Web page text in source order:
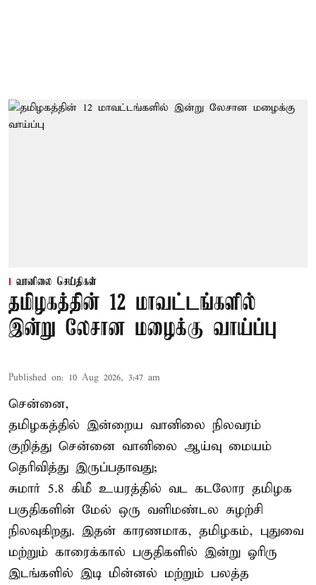
வானிலை செய்திகள்
தமிழகத்தின் 12 மாவட்டங்களில்
இன்று லேசான மழைக்கு வாய்ப்பு
Published on: 10 Aug 2026, 3:47 am
சென்னை,
தமிழகத்தில் இன்றைய வானிலை நிலவரம்
குறித்து சென்னை வானிலை ஆய்வு மையம்
தெரிவித்து இருப்பதாவது;
சுமார் 5.8 கிமீ உயரத்தில் வட கடலோர தமிழக
பகுதிகளின் மேல் ஒரு வளிமண்டல சுழற்சி
நிலவுகிறது. இதன் காரணமாக, தமிழகம், புதுவை
மற்றும் காரைக்கால் பகுதிகளில் இன்று ஓரிரு
இடங்களில் இடி மின்னல் மற்றும் பலத்த